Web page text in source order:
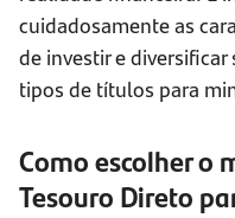
cuidadosamente as
de investir e
tipos de títulos para
Como escolher o
Tesouro Direto